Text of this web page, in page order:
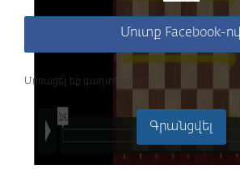
Մուտք Facebook-ով
Մոռացե՞լ եք գաղտնաբառը
Գրանցվել